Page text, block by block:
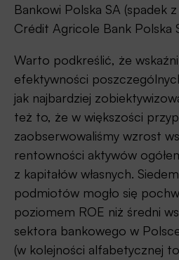
Bankowi Polska SA (spadek
Crédit Agricole Bank Polska
Warto podkreślić, że
efektywności
jak najbardziej
też to, że w większości
zaobserwowaliśmy wzrost
rentowności aktywów
z kapitałów własnych.
podmiotów mogło się
poziomem ROE niż średni
sektora bankowego w
(w kolejności alfabetycznej